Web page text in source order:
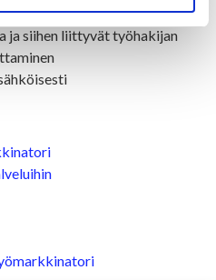
ja siihen liittyvät työhakijan